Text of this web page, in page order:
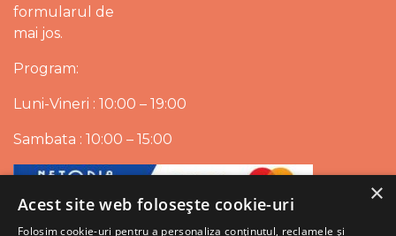
formularul de
mai jos.
Program:
Luni-Vineri : 10:00 – 19:00
Sambata : 10:00 – 15:00
×
Acest site web folosește cookie-uri
Folosim cookie-uri pentru a personaliza conținutul, reclamele și